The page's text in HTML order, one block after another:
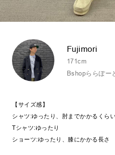
Fujimori
171cm
Bshopららぽー
【サイズ感】
シャツ:ゆったり、肘までかかるくら
Tシャツ:ゆったり
ショーツ:ゆったり、膝にかかる長さ